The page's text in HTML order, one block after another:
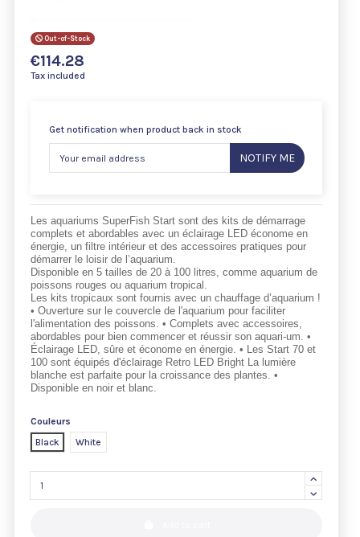
Out-of-Stock
€114.28
Tax included
Get notification when product back in stock
NOTIFY ME
Les aquariums SuperFish Start sont des kits de démarrage
complets et abordables avec un éclairage LED économe en
énergie, un filtre intérieur et des accessoires pratiques pour
démarrer le loisir de l’aquarium.
Disponible en 5 tailles de 20 à 100 litres, comme aquarium de
poissons rouges ou aquarium tropical.
Les kits tropicaux sont fournis avec un chauffage d’aquarium !
• Ouverture sur le couvercle de l'aquarium pour faciliter
l'alimentation des poissons. • Complets avec accessoires,
abordables pour bien commencer et réussir son aquari-um. •
Éclairage LED, sûre et économe en énergie. • Les Start 70 et
100 sont équipés d'éclairage Retro LED Bright La lumière
blanche est parfaite pour la croissance des plantes. •
Disponible en noir et blanc.
Couleurs
Black
White